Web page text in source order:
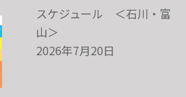
スケジュール ＜石川・富
山＞
2026年7月20日